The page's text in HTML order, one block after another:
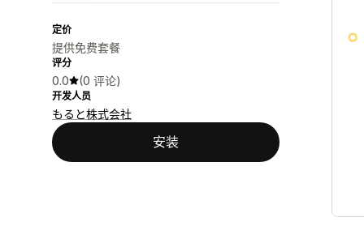
定价
提供免费套餐
评分
0.0 (0 评论)
开发人员
もると株式会社
安装